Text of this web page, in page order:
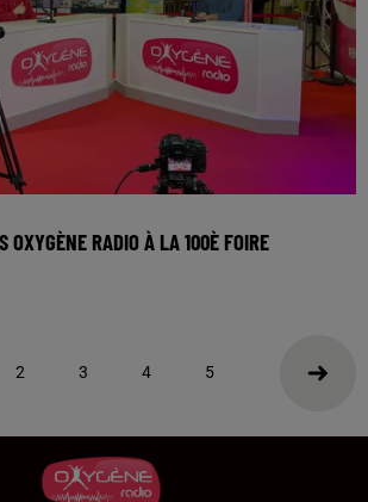
OXYGÈNE RADIO À LA 100È FOIRE
2 3 4 5